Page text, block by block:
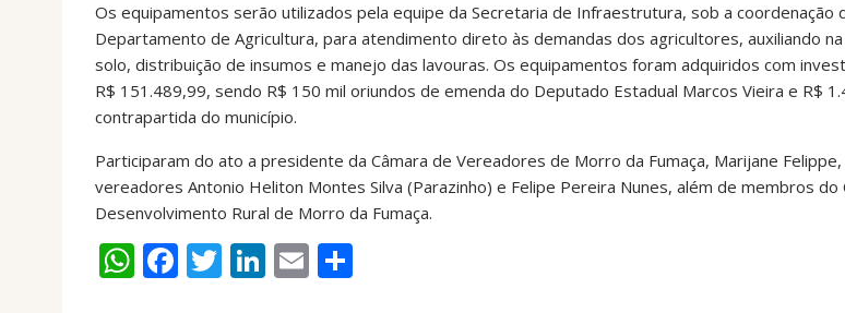
Os equipamentos serão utilizados pela equipe da Secretaria de Infraestrutura, sob a coordenação
Departamento de Agricultura, para atendimento direto às demandas dos agricultores, auxiliando
solo, distribuição de insumos e manejo das lavouras. Os equipamentos foram adquiridos com
R$ 151.489,99, sendo R$ 150 mil oriundos de emenda do Deputado Estadual Marcos Vieira e R$
contrapartida do município.
Participaram do ato a presidente da Câmara de Vereadores de Morro da Fumaça, Marijane
vereadores Antonio Heliton Montes Silva (Parazinho) e Felipe Pereira Nunes, além de membros do
Desenvolvimento Rural de Morro da Fumaça.
W F T Li E